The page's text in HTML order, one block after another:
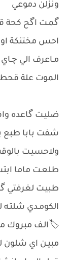
ونزلن دموعي
گمـت اگح
احس مختنكة
مـاعرف الي
الموت علة
ضليـت گاعده
ولاحسيـت
طلعـت ماما
طبيـت لغرفتي
الكومـدي
🏷️الـف مبروك
مبيـن اي شلون